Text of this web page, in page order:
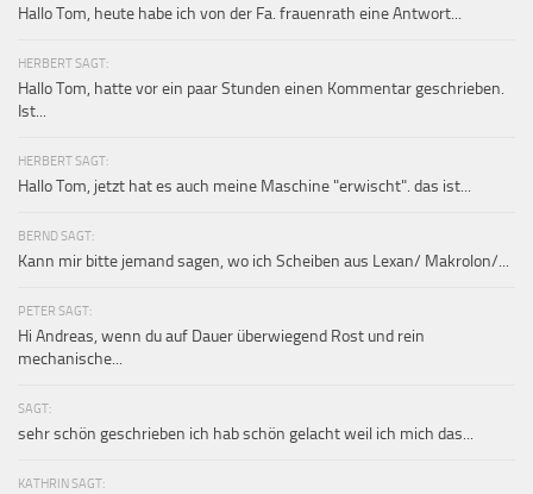
Hallo Tom, heute habe ich von der Fa. frauenrath eine Antwort...
HERBERT SAGT:
Hallo Tom, hatte vor ein paar Stunden einen Kommentar geschrieben.
Ist...
HERBERT SAGT:
Hallo Tom, jetzt hat es auch meine Maschine "erwischt". das ist...
BERND SAGT:
Kann mir bitte jemand sagen, wo ich Scheiben aus Lexan/ Makrolon/...
PETER SAGT:
Hi Andreas, wenn du auf Dauer überwiegend Rost und rein
mechanische...
SAGT:
sehr schön geschrieben ich hab schön gelacht weil ich mich das...
KATHRIN SAGT: